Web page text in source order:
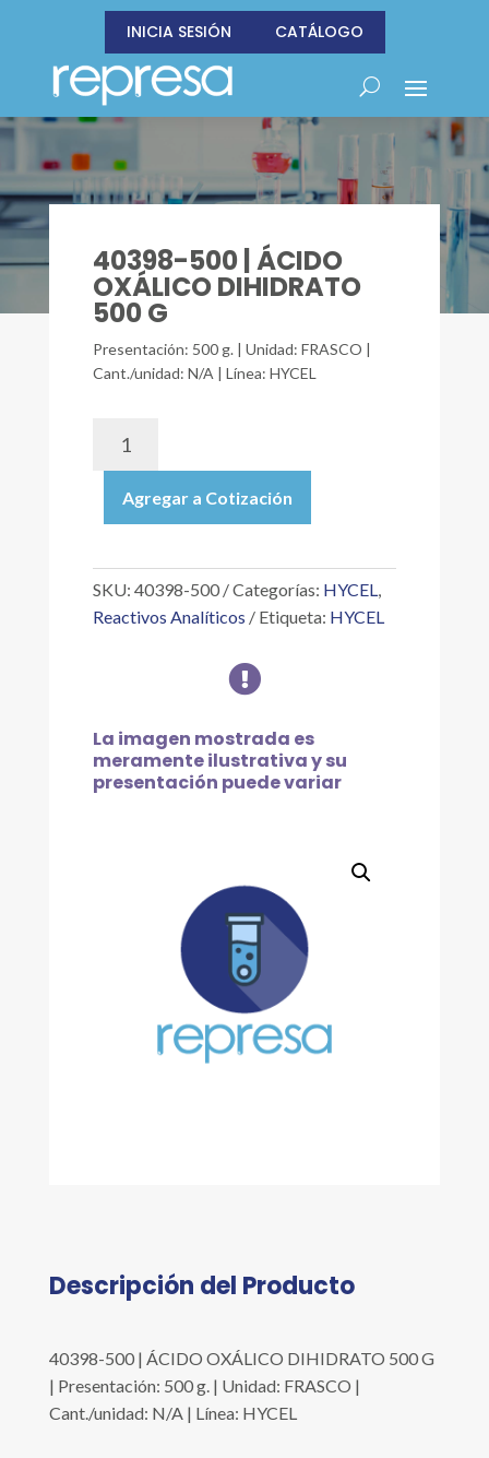
INICIA SESIÓN CATÁLOGO
40398-500 | ÁCIDO
OXÁLICO DIHIDRATO
500 G
Presentación: 500 g. | Unidad: FRASCO |
Cant./unidad: N/A | Línea: HYCEL
ÁCIDO
OXÁLICO
500
cantidad
Agregar a Cotización
SKU: 40398-500 Categorías: HYCEL,
Reactivos Analíticos
Etiqueta: HYCEL

La imagen mostrada es
meramente ilustrativa y su
presentación puede variar
Descripción del Producto
40398-500 | ÁCIDO OXÁLICO DIHIDRATO 500 G
| Presentación: 500 g. | Unidad: FRASCO |
Cant./unidad: N/A | Línea: HYCEL